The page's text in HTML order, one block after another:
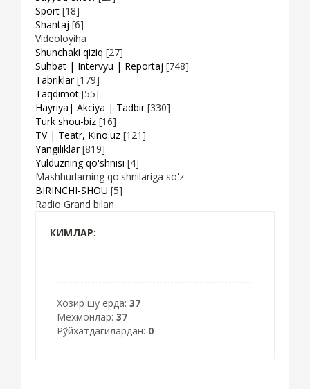
Sport [18]
Shantaj [6]
Videoloyiha
Shunchaki qiziq [27]
Suhbat | Intervyu | Reportaj [748]
Tabriklar [179]
Taqdimot [55]
Hayriya| Akciya | Tadbir [330]
Turk shou-biz [16]
TV | Teatr, Kino.uz [121]
Yangiliklar [819]
Yulduzning qo'shnisi [4]
Mashhurlarning qo'shnilariga so'z
BIRINCHI-SHOU [5]
Radio Grand bilan
КИМЛАР:
Хозир шу ерда: 37
Мехмонлар: 37
Рўйхатдагилардан: 0